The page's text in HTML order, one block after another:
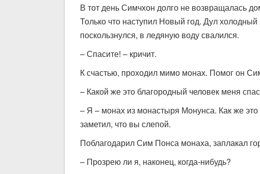
В тот день Симчхон долго не возвращалась
Только что наступил Новый год. Дул
поскользнулся, в ледяную воду свалился.
– Спасите! – кричит.
К счастью, проходил мимо монах. Помог он
– Какой же это благородный человек меня
– Я – монах из монастыря Монунса. Как же
заметил, что вы слепой.
Поблагодарил Сим Понса монаха, заплакал
– Прозрею ли я, наконец, когда-нибудь?